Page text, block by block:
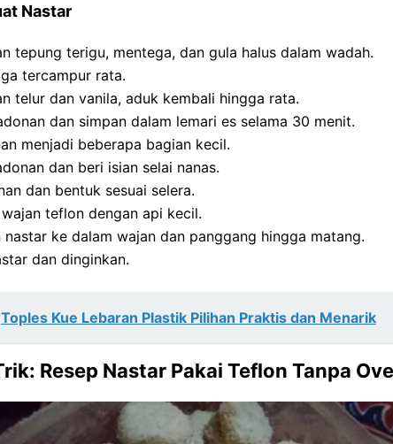
Nastar
tepung terigu, mentega, dan gula halus dalam wadah.
tercampur rata.
telur dan vanila, aduk kembali hingga rata.
dan simpan dalam lemari es selama 30 menit.
menjadi beberapa bagian kecil.
dan beri isian selai nanas.
dan bentuk sesuai selera.
wajan teflon dengan api kecil.
nastar ke dalam wajan dan panggang hingga matang.
dan dinginkan.
Toples Kue Lebaran Plastik Pilihan Praktis dan Menarik
Resep Nastar Pakai Teflon Tanpa